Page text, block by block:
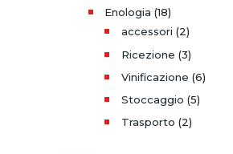
Enologia (18)
accessori (2)
Ricezione (3)
Vinificazione (6)
Stoccaggio (5)
Trasporto (2)